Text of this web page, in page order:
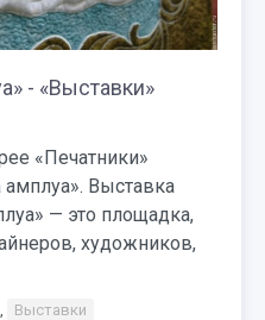
- «Выставки»
«Печатники»
Выставка
— это площадка,
художников,
, Выставки